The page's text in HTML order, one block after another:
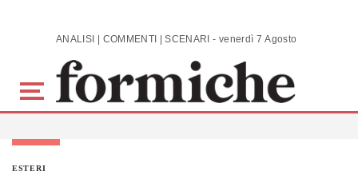
Skip to main content ANALISI | COMMENTI | SCENARI - venerdì 7 Agosto 2026
ESTERI